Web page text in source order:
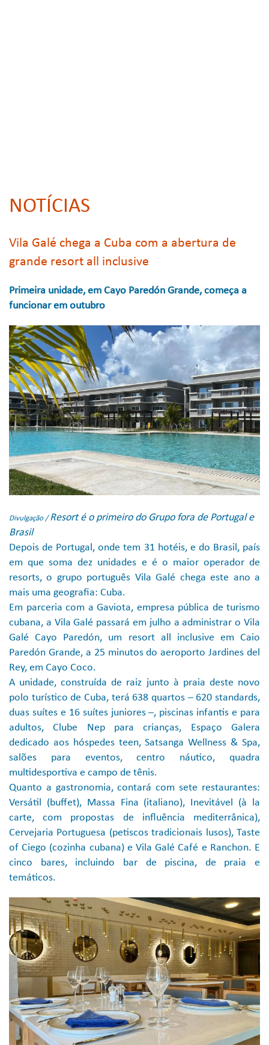
NOTÍCIAS
Vila Galé chega a Cuba com a abertura de
grande resort all inclusive
Primeira unidade, em Cayo Paredón Grande, começa a
funcionar em outubro
Divulgação /Resort é o primeiro do Grupo fora de Portugal e
Brasil
Depois de Portugal, onde tem 31 hotéis, e do Brasil, país
em que soma dez unidades e é o maior operador de
resorts, o grupo português Vila Galé chega este ano a
mais uma geografia: Cuba.
Em parceria com a Gaviota, empresa pública de turismo
cubana, a Vila Galé passará em julho a administrar o Vila
Galé Cayo Paredón, um resort all inclusive em Caio
Paredón Grande, a 25 minutos do aeroporto Jardines del
Rey, em Cayo Coco.
A unidade, construída de raiz junto à praia deste novo
polo turístico de Cuba, terá 638 quartos – 620 standards,
duas suítes e 16 suítes juniores –, piscinas infantis e para
adultos, Clube Nep para crianças, Espaço Galera
dedicado aos hóspedes teen, Satsanga Wellness & Spa,
salões para eventos, centro náutico, quadra
multidesportiva e campo de tênis.
Quanto a gastronomia, contará com sete restaurantes:
Versátil (buffet), Massa Fina (italiano), Inevitável (à la
carte, com propostas de influência mediterrânica),
Cervejaria Portuguesa (petiscos tradicionais lusos), Taste
of Ciego (cozinha cubana) e Vila Galé Café e Ranchon. E
cinco bares, incluindo bar de piscina, de praia e
temáticos.